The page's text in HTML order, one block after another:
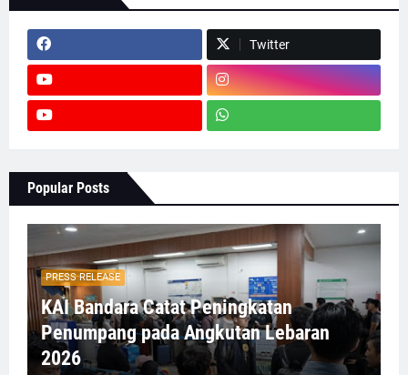
Twitter
Popular Posts
PRESS RELEASE
KAI Bandara Catat Peningkatan
Penumpang pada Angkutan Lebaran
2026